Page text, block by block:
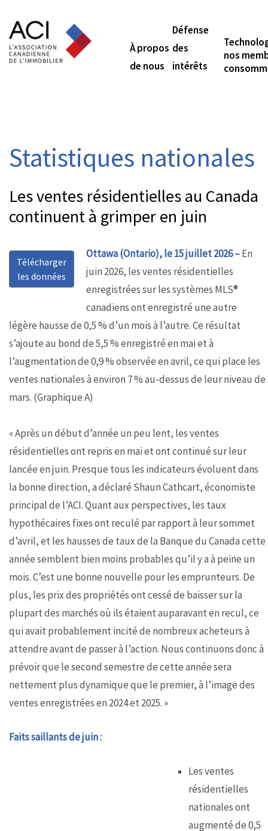
À propos
de nous
Défense
des
intérêts
nos
Statistiques nationales
Les ventes résidentielles au Canada
continuent à grimper en juin
Télécharger
les données
Ottawa (Ontario), le 15 juillet 2026 –En
juin 2026, les ventes résidentielles
enregistrées sur les systèmes MLS®
canadiens ont enregistré une autre
légère hausse de 0,5 % d’un mois à l’autre. Ce résultat
s’ajoute au bond de 5,5 % enregistré en mai et à
l’augmentation de 0,9 % observée en avril, ce qui place les
ventes nationales à environ 7 % au-dessus de leur niveau de
mars. (Graphique A)
« Après un début d’année un peu lent, les ventes
résidentielles ont repris en mai et ont continué sur leur
lancée en juin. Presque tous les indicateurs évoluent dans
la bonne direction, a déclaré Shaun Cathcart, économiste
principal de l’ACI. Quant aux perspectives, les taux
hypothécaires fixes ont reculé par rapport à leur sommet
d’avril, et les hausses de taux de la Banque du Canada cette
année semblent bien moins probables qu’il y a à peine un
mois. C’est une bonne nouvelle pour les emprunteurs. De
plus, les prix des propriétés ont cessé de baisser sur la
plupart des marchés où ils étaient auparavant en recul, ce
qui avait probablement incité de nombreux acheteurs à
attendre avant de passer à l’action. Nous continuons donc à
prévoir que le second semestre de cette année sera
nettement plus dynamique que le premier, à l’image des
ventes enregistrées en 2024 et 2025. »
Faits saillants de juin :
Les ventes
résidentielles
nationales ont
augmenté de 0,5